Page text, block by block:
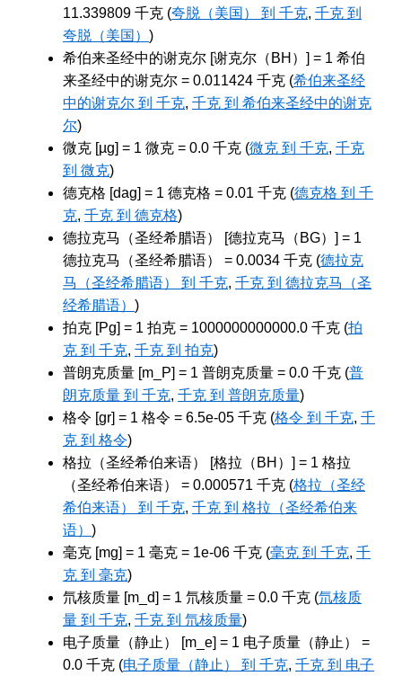
11.339809 千克 (夸脱（美国） 到 千克, 千克 到
夸脱（美国） )
希伯来圣经中的谢克尔 [谢克尔（BH）] = 1 希伯
来圣经中的谢克尔 = 0.011424 千克 (希伯来圣经
中的谢克尔 到 千克, 千克 到 希伯来圣经中的谢克
尔)
微克 [µg] = 1 微克 = 0.0 千克 (微克 到 千克, 千克
到 微克)
德克格 [dag] = 1 德克格 = 0.01 千克 (德克格 到 千
克, 千克 到 德克格)
德拉克马（圣经希腊语） [德拉克马（BG）] = 1
德拉克马（圣经希腊语） = 0.0034 千克 (德拉克
马（圣经希腊语） 到 千克, 千克 到 德拉克马（圣
经希腊语） )
拍克 [Pg] = 1 拍克 = 1000000000000.0 千克 (拍
克 到 千克, 千克 到 拍克)
普朗克质量 [m_P] = 1 普朗克质量 = 0.0 千克 (普
朗克质量 到 千克, 千克 到 普朗克质量)
格令 [gr] = 1 格令 = 6.5e-05 千克 (格令 到 千克, 千
克 到 格令)
格拉（圣经希伯来语） [格拉（BH）] = 1 格拉
（圣经希伯来语） = 0.000571 千克 (格拉（圣经
希伯来语） 到 千克, 千克 到 格拉（圣经希伯来
语） )
毫克 [mg] = 1 毫克 = 1e-06 千克 (毫克 到 千克, 千
克 到 毫克)
氘核质量 [m_d] = 1 氘核质量 = 0.0 千克 (氘核质
量 到 千克, 千克 到 氘核质量)
电子质量（静止） [m_e] = 1 电子质量（静止） =
0.0 千克 (电子质量（静止） 到 千克, 千克 到 电子